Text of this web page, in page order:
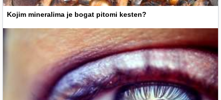
Kojim mineralima je bogat pitomi kesten?